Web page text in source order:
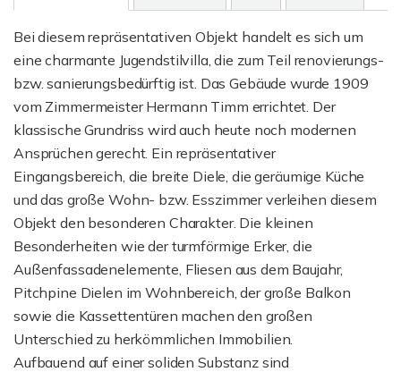
Bei diesem repräsentativen Objekt handelt es sich um
eine charmante Jugendstilvilla, die zum Teil renovierungs-
bzw. sanierungsbedürftig ist. Das Gebäude wurde 1909
vom Zimmermeister Hermann Timm errichtet. Der
klassische Grundriss wird auch heute noch modernen
Ansprüchen gerecht. Ein repräsentativer
Eingangsbereich, die breite Diele, die geräumige Küche
und das große Wohn- bzw. Esszimmer verleihen diesem
Objekt den besonderen Charakter. Die kleinen
Besonderheiten wie der turmförmige Erker, die
Außenfassadenelemente, Fliesen aus dem Baujahr,
Pitchpine Dielen im Wohnbereich, der große Balkon
sowie die Kassettentüren machen den großen
Unterschied zu herkömmlichen Immobilien.
Aufbauend auf einer soliden Substanz sind